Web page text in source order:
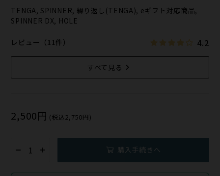
TENGA, SPINNER, 繰り返し(TENGA), eギフト対応商品,
SPINNER DX, HOLE
レビュー（11件） 4.2
すべて見る
2,500円 (税込2,750円)
購入手続きへ